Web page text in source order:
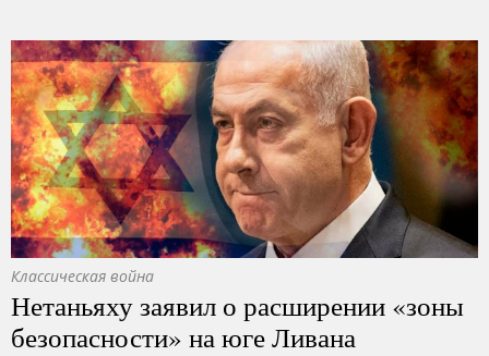
Классическая война
Нетаньяху заявил о расширении «зоны
безопасности» на юге Ливана